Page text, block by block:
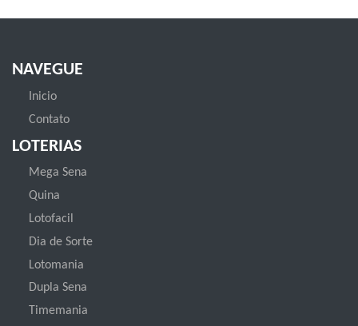
NAVEGUE
Inicio
Contato
LOTERIAS
Mega Sena
Quina
Lotofacil
Dia de Sorte
Lotomania
Dupla Sena
Timemania